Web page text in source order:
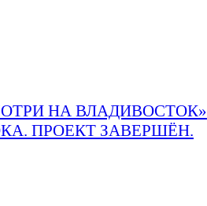
НА ВЛАДИВОСТОК»
ПРОЕКТ ЗАВЕРШЁН.